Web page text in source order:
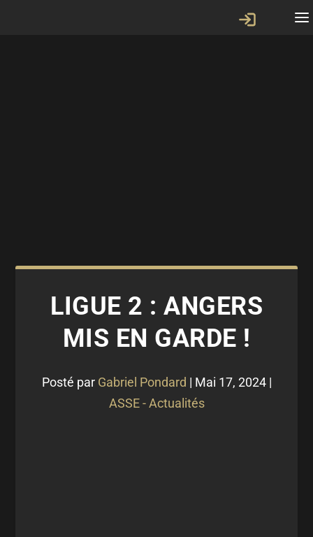
LIGUE 2 : ANGERS
MIS EN GARDE !
Posté par Gabriel Pondard | Mai 17, 2024|
ASSE - Actualités